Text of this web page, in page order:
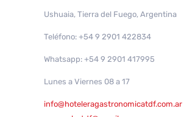
Ushuaia, Tierra del Fuego, Argentina
Teléfono: +54 9 2901 422834
Whatsapp: +54 9 2901 417995
Lunes a Viernes 08 a 17
info@hoteleragastronomicatdf.com.ar